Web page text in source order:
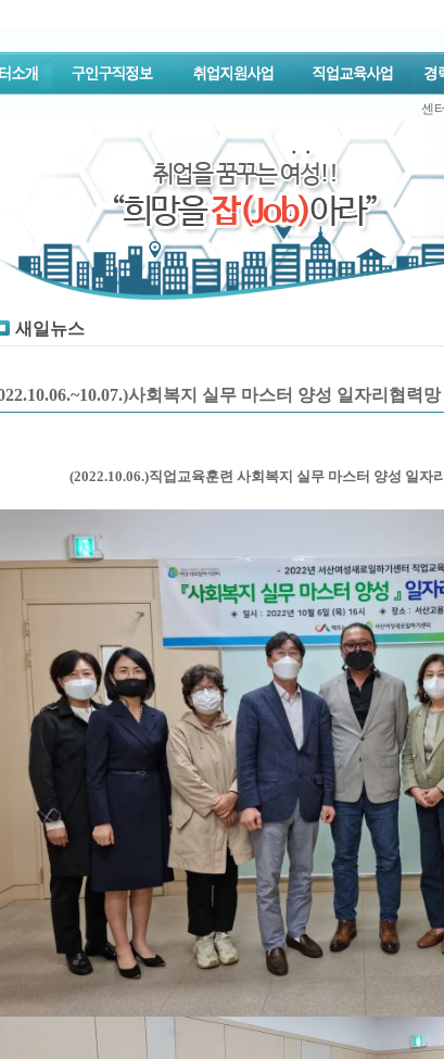
센
새일뉴스
사회복지 실무 마스터 양성 일자리협력
(2022.10.06.)직업교육훈련 사회복지 실무 마스터 양성 일자